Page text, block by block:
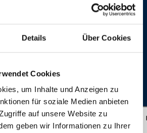
Details Über Cookies
Cookies
um Inhalte und Anzeigen zu
für soziale Medien anbieten
auf unsere Website zu
geben wir Informationen zu Ihrer
for Swiss Television (SF): Yvonne
BBM Productions, Wallbach
Ron Kurz, Hard Studios, Zürich
© Dominik Plüss